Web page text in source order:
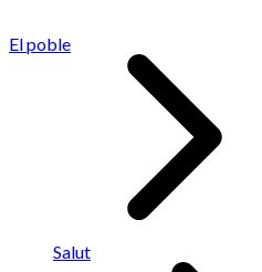
El poble
Salut